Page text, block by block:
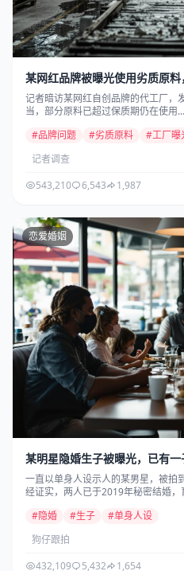
某网红品牌被曝光使用劣质原
记者暗访某网红自创品牌的代工厂，
当，部分原料已超过保质期仍在使用...
#品牌问题
#劣质原料
#工厂曝
记者调查
543,210
6,543 1,987
恋爱婚姻
某明星隐婚生子被曝光，已有一
一直以单身人设示人的某男星，被拍
经证实，两人已于2019年秘密结婚，
#隐婚
#生子
#单身人设
狗仔跟拍
432,109
5,432 1,654